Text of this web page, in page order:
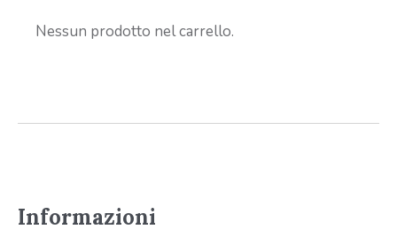
Nessun prodotto nel carrello.
Informazioni